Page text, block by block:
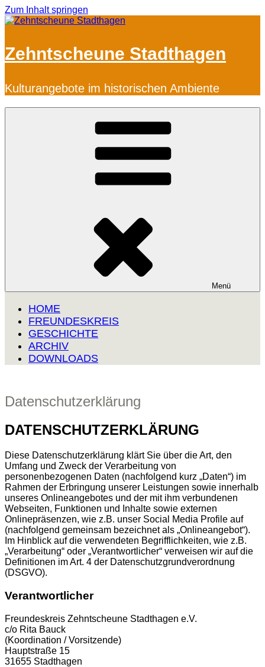
Zum Inhalt springen
Zehntscheune Stadthagen
Kulturangebote im historischen Ambiente
Menü
HOME
FREUNDESKREIS
GESCHICHTE
ARCHIV
DOWNLOADS
Datenschutzerklärung
DATENSCHUTZERKLÄRUNG
Diese Datenschutzerklärung klärt Sie über die Art, den
Umfang und Zweck der Verarbeitung von
personenbezogenen Daten (nachfolgend kurz „Daten“) im
Rahmen der Erbringung unserer Leistungen sowie innerhalb
unseres Onlineangebotes und der mit ihm verbundenen
Webseiten, Funktionen und Inhalte sowie externen
Onlinepräsenzen, wie z.B. unser Social Media Profile auf
(nachfolgend gemeinsam bezeichnet als „Onlineangebot“).
Im Hinblick auf die verwendeten Begrifflichkeiten, wie z.B.
„Verarbeitung“ oder „Verantwortlicher“ verweisen wir auf die
Definitionen im Art. 4 der Datenschutzgrundverordnung
(DSGVO).
Verantwortlicher
Freundeskreis Zehntscheune Stadthagen e.V.
c/o Rita Bauck
(Koordination / Vorsitzende)
Hauptstraße 15
31655 Stadthagen